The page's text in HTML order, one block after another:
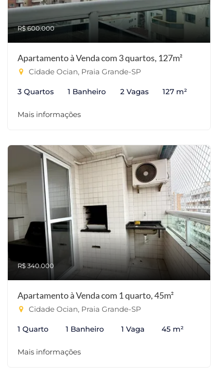
R$ 600.000
Apartamento à Venda com 3 quartos, 127m²
Cidade Ocian, Praia Grande-SP
3 Quartos 1 Banheiro 2 Vagas 127 m²
Mais informações
R$ 340.000
Apartamento à Venda com 1 quarto, 45m²
Cidade Ocian, Praia Grande-SP
1 Quarto 1 Banheiro 1 Vaga 45 m²
Mais informações